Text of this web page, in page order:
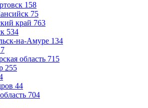
158
75
край 763
534
на-Амуре 134
область 715
255
44
704